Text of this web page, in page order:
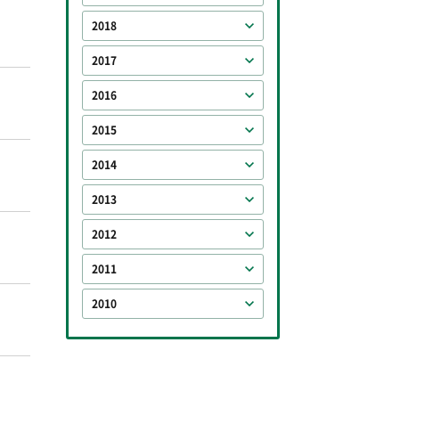
2018
2017
2016
2015
2014
2013
2012
2011
2010